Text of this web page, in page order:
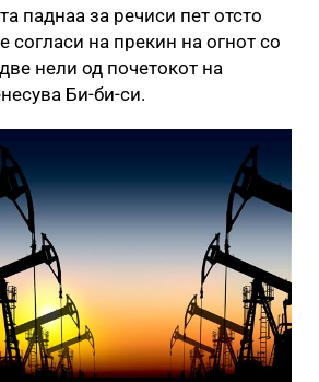
паднаа за речиси пет отсто
согласи на прекин на огнот со
нели од почетокот на
Би-би-си.